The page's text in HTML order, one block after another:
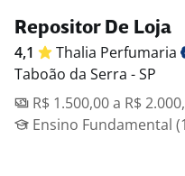
Repositor De Loja
4,1 Thalia Perfumaria
Taboão da Serra - SP
R$ 1.500,00 a R$
Ensino Fundamental